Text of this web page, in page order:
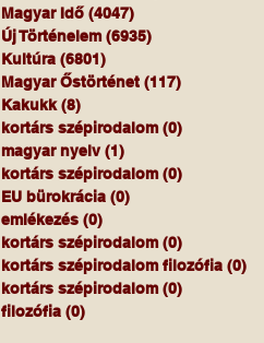
Magyar Idő (4047)
Új Történelem (6935)
Kultúra (6801)
Magyar Őstörténet (117)
Kakukk (8)
kortárs szépirodalom (0)
magyar nyelv (1)
kortárs szépirodalom (0)
EU bürokrácia (0)
emlékezés (0)
kortárs szépirodalom (0)
kortárs szépirodalom filozófia (0)
kortárs szépirodalom (0)
filozófia (0)